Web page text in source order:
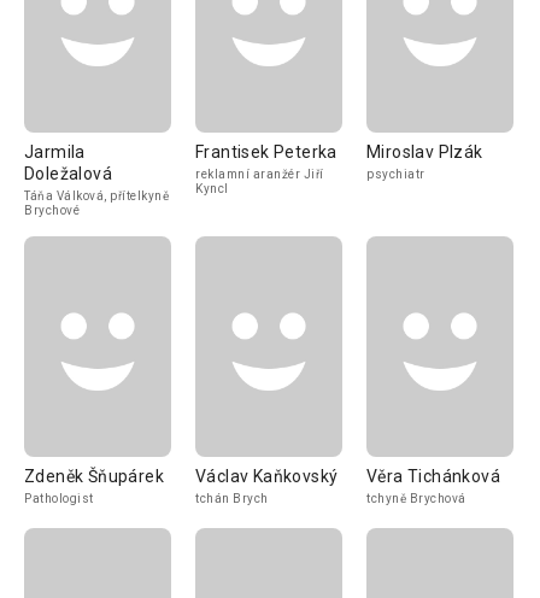
Jarmila
Doležalová
Táňa Válková, přítelkyně
Brychové
Frantisek Peterka
reklamní aranžér Jiří
Kyncl
Miroslav Plzák
psychiatr
Zdeněk Šňupárek
Pathologist
Václav Kaňkovský
tchán Brych
Věra Tichánková
tchyně Brychová